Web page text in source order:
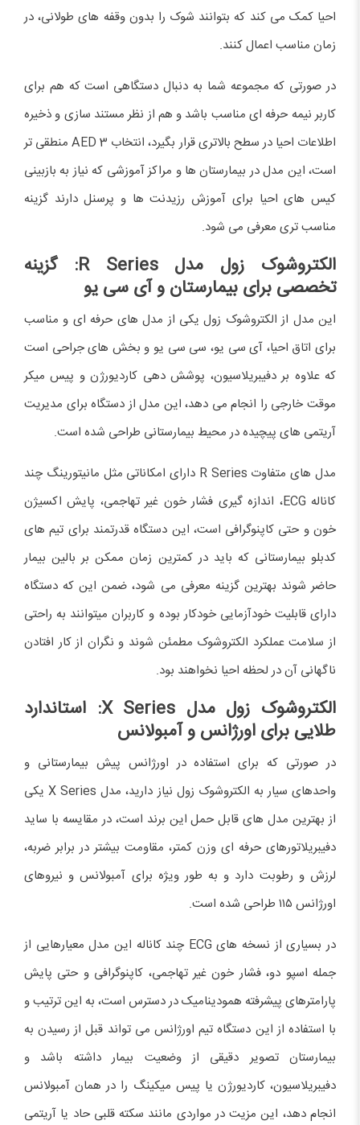
احیا کمک می کند که بتوانند شوک را بدون وقفه های طولانی، در
زمان مناسب اعمال کنند.
در صورتی که مجموعه شما به دنبال دستگاهی است که هم برای
کاربر نیمه حرفه ای مناسب باشد و هم از نظر مستند سازی و ذخیره
اطلاعات احیا در سطح بالاتری قرار بگیرد، انتخاب AED 3 منطقی تر
است، این مدل در بیمارستان ها و مراکز آموزشی که نیاز به بازبینی
کیس های احیا برای آموزش رزیدنت ها و پرسنل دارند گزینه
مناسب تری معرفی می شود.
الکتروشوک زول مدلR Series: گزینه
تخصصی برای بیمارستان و آی سی یو
این مدل از الکتروشوک زول یکی از مدل های حرفه ای و مناسب
برای اتاق احیا، آی سی یو، سی سی یو و بخش های جراحی است
که علاوه بر دفیبریلاسیون، پوشش دهی کاردیورژن و پیس میکر
موقت خارجی را انجام می دهد، این مدل از دستگاه برای مدیریت
آریتمی های پیچیده در محیط بیمارستانی طراحی شده است.
مدل های متفاوت R Series دارای امکاناتی مثل مانیتورینگ چند
کاناله ECG، اندازه گیری فشار خون غیر تهاجمی، پایش اکسیژن
خون و حتی کاپنوگرافی است، این دستگاه قدرتمند برای تیم های
کدبلو بیمارستانی که باید در کمترین زمان ممکن بر بالین بیمار
حاضر شوند بهترین گزینه معرفی می شود، ضمن این که دستگاه
دارای قابلیت خودآزمایی خودکار بوده و کاربران میتوانند به راحتی
از سلامت عملکرد الکتروشوک مطمئن شوند و نگران از کار افتادن
ناگهانی آن در لحظه احیا نخواهند بود.
الکتروشوک زول مدل X Series: استاندارد
طلایی برای اورژانس و آمبولانس
در صورتی که برای استفاده در اورژانس پیش بیمارستانی و
واحدهای سیار به الکتروشوک زول نیاز دارید، مدل X Series یکی
از بهترین مدل های قابل حمل این برند است، در مقایسه با ساید
دفیبریلاتورهای حرفه ای وزن کمتر، مقاومت بیشتر در برابر ضربه،
لرزش و رطوبت دارد و به طور ویژه برای آمبولانس و نیروهای
اورژانس ۱۱۵ طراحی شده است.
در بسیاری از نسخه های ECG چند کاناله این مدل معیارهایی از
جمله اسپو دو، فشار خون غیر تهاجمی، کاپنوگرافی و حتی پایش
پارامترهای پیشرفته همودینامیک در دسترس است، به این ترتیب و
با استفاده از این دستگاه تیم اورژانس می تواند قبل از رسیدن به
بیمارستان تصویر دقیقی از وضعیت بیمار داشته باشد و
دفیبریلاسیون، کاردیورژن یا پیس میکینگ را در همان آمبولانس
انجام دهد، این مزیت در مواردی مانند سکته قلبی حاد یا آریتمی